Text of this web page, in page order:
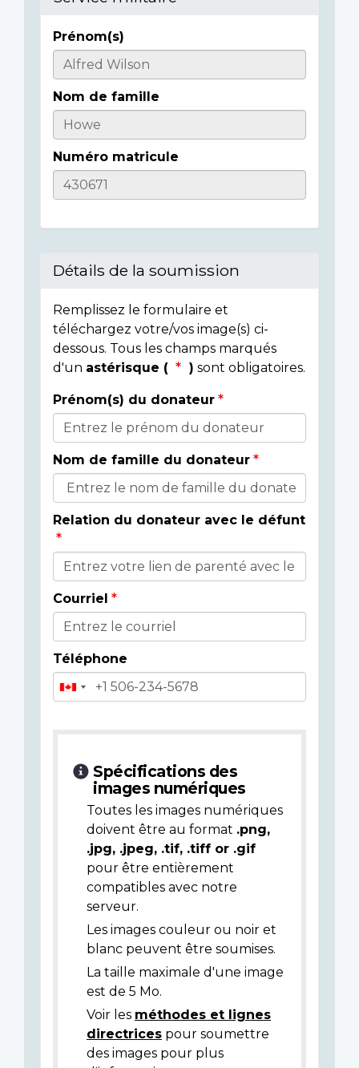
Informations
sur
l'individu
Prénom(s)
Nom de famille
Numéro matricule
Détails de la soumission
Remplissez le formulaire et
téléchargez votre/vos image(s) ci-
dessous. Tous les champs marqués
d'un astérisque ( ) sont obligatoires.
Détails
du
donateur
Prénom(s) du donateur
Nom de famille du donateur
Relation du donateur avec le défunt
Courriel
Téléphone
Spécifications des
images numériques
Toutes les images numériques
doivent être au format .png,
.jpg, .jpeg, .tif, .tiff or .gif
pour être entièrement
compatibles avec notre
serveur.
Les images couleur ou noir et
blanc peuvent être soumises.
La taille maximale d'une image
est de 5 Mo.
Voir les méthodes et lignes
directrices pour soumettre
des images pour plus